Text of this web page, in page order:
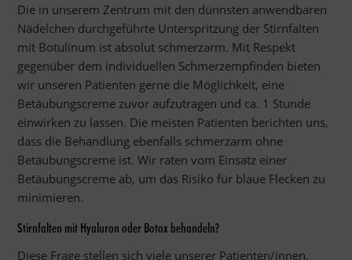
Die in unserem Zentrum mit den dünnsten anwendbaren
Nädelchen durchgeführte Unterspritzung der Stirnfalten
mit Botulinum ist absolut schmerzarm. Mit Respekt
gegenüber dem individuellen Schmerzempfinden bieten
wir unseren Patienten gerne die Möglichkeit, eine
Betäubungscreme zuvor aufzutragen und ca. 1 Stunde
einwirken zu lassen. Die meisten Patienten berichten uns,
dass die Behandlung ebenfalls schmerzarm ohne
Betäubungscreme ist. Wir raten vom Einsatz einer
Betäubungscreme ab, um das Risiko für blaue Flecken zu
minimieren.
Stirnfalten mit Hyaluron oder Botox behandeln?
Diese Frage stellen sich viele unserer Patienten/innen.